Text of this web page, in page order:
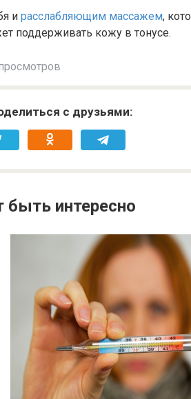
и расслабляющим массажем,
поддерживать кожу в тонусе.
с друзьями:
интересно